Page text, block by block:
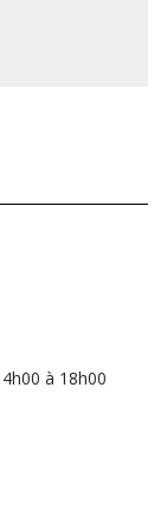
à 18h00